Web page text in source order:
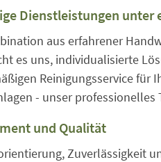
Dienstleistungen unter
aus erfahrener
es uns, individualisierte
Reinigungsservice für
- unser
und Qualität
Zuverlässigkeit